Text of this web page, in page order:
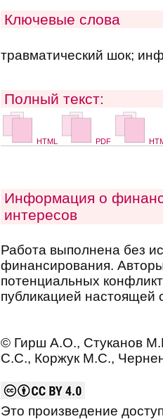
Ключевые слова
травматический шок;
Полный текст:
HTML PDF
Информация о
интересов
Работа выполнена без
финансирования.
потенциальных
публикацией настоящей
© Гирш А.О., Стуканов
С.С., Коржук М.С.,
Это произведение